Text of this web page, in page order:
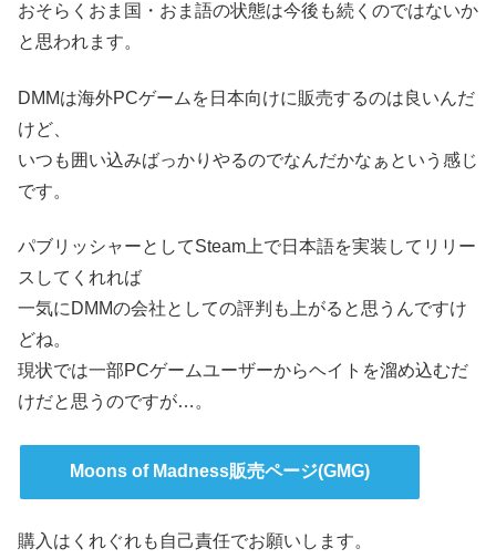
おそらくおま国・おま語の状態は今後も続くのではないか
と思われます。
DMMは海外PCゲームを日本向けに販売するのは良いんだ
けど、
いつも囲い込みばっかりやるのでなんだかなぁという感じ
です。
パブリッシャーとしてSteam上で日本語を実装してリリー
スしてくれれば
一気にDMMの会社としての評判も上がると思うんですけ
どね。
現状では一部PCゲームユーザーからヘイトを溜め込むだ
けだと思うのですが…。
Moons of Madness販売ページ(GMG)
購入はくれぐれも自己責任でお願いします。